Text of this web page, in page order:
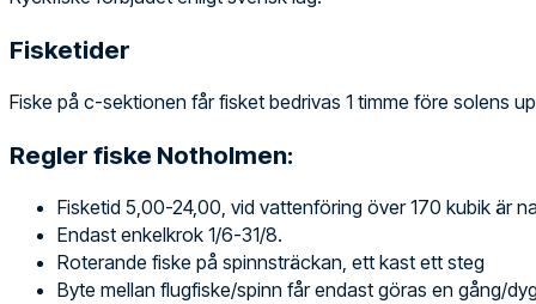
Fisketider
Fiske på c-sektionen får fisket bedrivas 1 timme före solens
Regler fiske Notholmen:
Fisketid 5,00-24,00, vid vattenföring över 170 kubik är
Endast enkelkrok 1/6-31/8.
Roterande fiske på spinnsträckan, ett kast ett steg
Byte mellan flugfiske/spinn får endast göras en gång/